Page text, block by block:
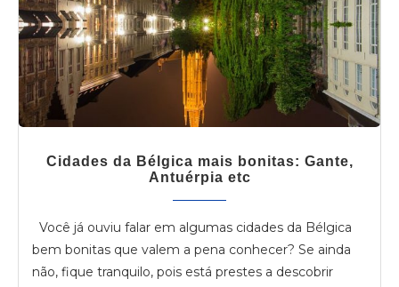
Cidades da Bélgica mais bonitas: Gante,
Antuérpia etc
Você já ouviu falar em algumas cidades da Bélgica
bem bonitas que valem a pena conhecer? Se ainda
não, fique tranquilo, pois está prestes a descobrir